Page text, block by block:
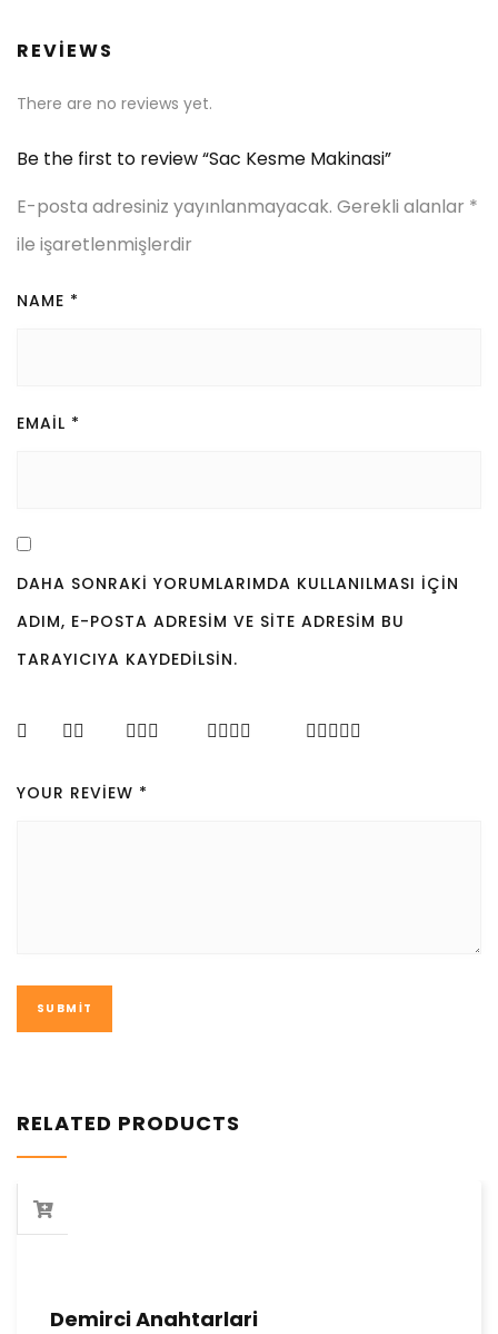
REVIEWS
There are no reviews yet.
Be the first to review “Sac Kesme Makinasi”
E-posta adresiniz yayınlanmayacak. Gerekli alanlar *
ile işaretlenmişlerdir
NAME *
EMAIL *
DAHA SONRAKI YORUMLARIMDA KULLANILMASI IÇIN
ADIM, E-POSTA ADRESIM VE SITE ADRESIM BU
TARAYICIYA KAYDEDILSIN.
YOUR REVIEW *
RELATED PRODUCTS
Demirci Anahtarlari